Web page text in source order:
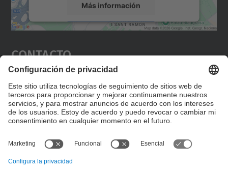
Más información
Aceptar
powered by
Contacto
Editad en la página "Contacto personalizado", que
encontraréis en la raíz de español, vuestros datos
personalizados de contacto.
Formulario de contacto